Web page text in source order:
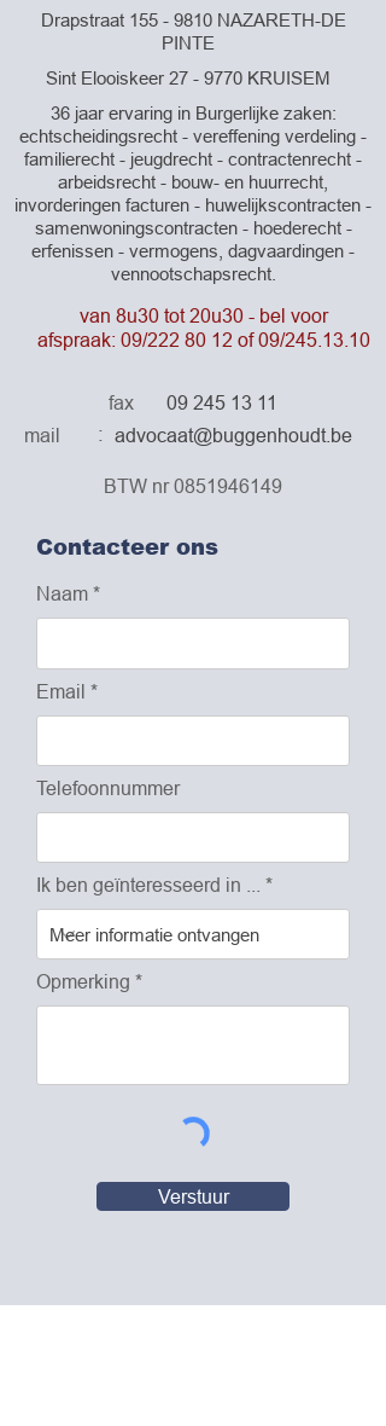
Drapstraat 155 - 9810NAZARETH-DE
PINTE
Sint Elooiskeer 27 - 9770 KRUISEM
36 jaar ervaring in Burgerlijke zaken:
echtscheidingsrecht - vereffening verdeling -
familierecht - jeugdrecht - contractenrecht -
arbeidsrecht - bouw- en huurrecht,
invorderingen facturen - huwelijkscontracten -
samenwoningscontracten - hoederecht -
erfenissen - vermogens, dagvaardingen -
vennootschapsrecht.
van 8u30 tot 20u30 - bel voor
afspraak: 09/222 80 12 of 09/245.13.10
fax
09 245 13 11
mail
: advocaat@buggenhoudt.be
BTW nr0851946149
Contacteer ons
Naam
Email
Telefoonnummer
Ik ben geïnteresseerd in ...
Opmerking
Verstuur